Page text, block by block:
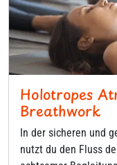
Holotropes
Breathwork
In der sicheren und
nutzt du den Fluss